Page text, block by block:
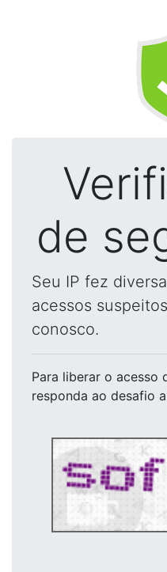
de
Seu IP fez
acessos
conosco.
Para liberar o acesso
responda ao desafio